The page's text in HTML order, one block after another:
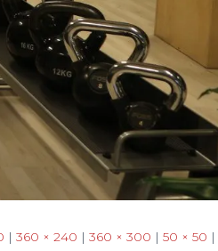
| 360 × 240 | 360 × 300 | 50 × 50 |